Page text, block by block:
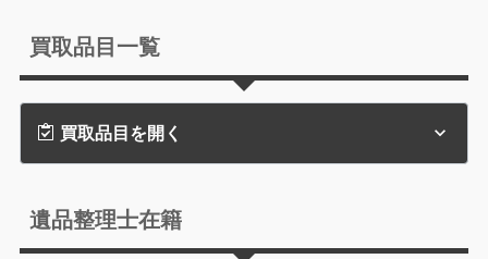
買取品目一覧
買取品目を開く
遺品整理士在籍